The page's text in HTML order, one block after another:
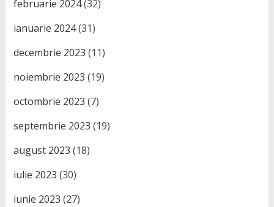
februarie 2024(32)
ianuarie 2024(31)
decembrie 2023 (11)
noiembrie 2023 (19)
octombrie 2023 (7)
septembrie 2023 (19)
august 2023 (18)
iulie 2023 (30)
iunie 2023 (27)